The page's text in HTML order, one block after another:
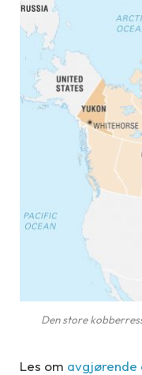
Den store
Les om avgjørende